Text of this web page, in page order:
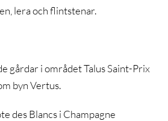
lera och flintstenar.
gårdar i området Talus Saint-Prix
byn Vertus.
des Blancs i Champagne